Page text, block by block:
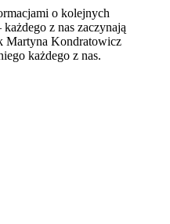
o kolejnych
z nas zaczynają
Martyna Kondratowicz
każdego z nas.